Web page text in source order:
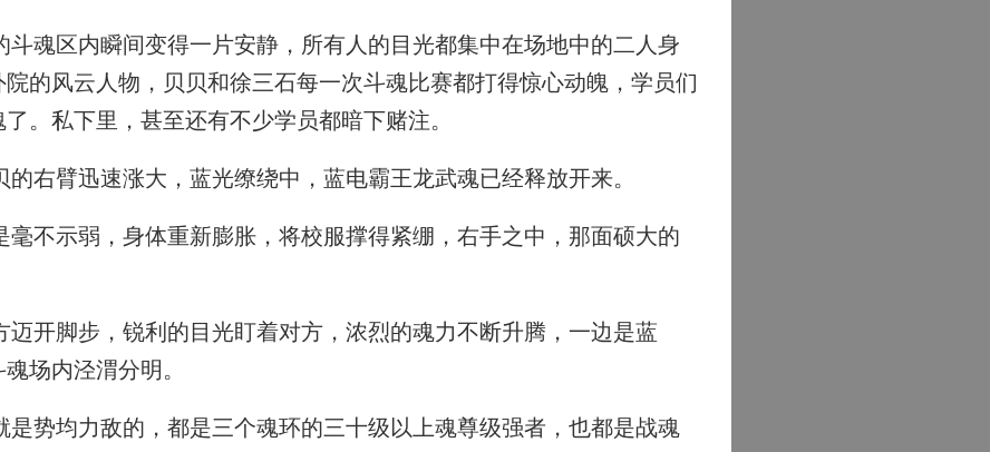
魂区内瞬间变得一片安静，所有人的目光都集中在场地中的二人身
院的风云人物，贝贝和徐三石每一次斗魂比赛都打得惊心动魄，学员们
。私下里，甚至还有不少学员都暗下赌注。
右臂迅速涨大，蓝光缭绕中，蓝电霸王龙武魂已经释放开来。
不示弱，身体重新膨胀，将校服撑得紧绷，右手之中，那面硕大的
开脚步，锐利的目光盯着对方，浓烈的魂力不断升腾，一边是蓝
场内泾渭分明。
势均力敌的，都是三个魂环的三十级以上魂尊级强者，也都是战魂